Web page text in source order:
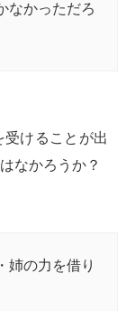
なかっただろ
けることが出
なかろうか？
姉の力を借り